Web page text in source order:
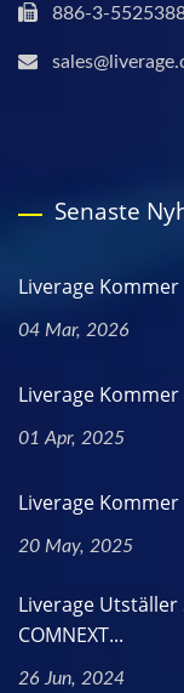
886-3-
Senaste
Liverage
04 Mar, 2026
Liverage
01 Apr, 2025
Liverage
20 May, 2025
Liverage
COMNEXT...
26 Jun, 2024